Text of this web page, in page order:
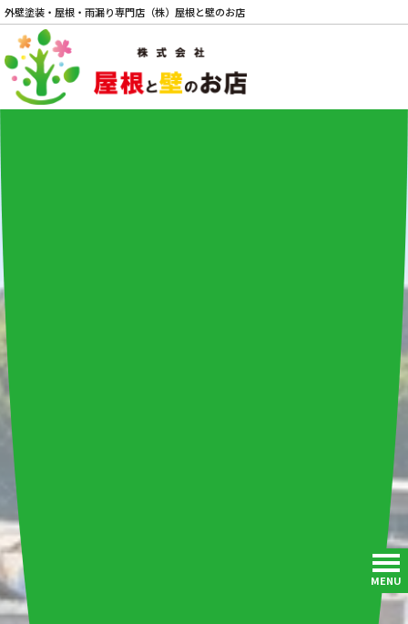
外壁塗装・屋根・雨漏り専門店（株）屋根と壁のお店
MENU